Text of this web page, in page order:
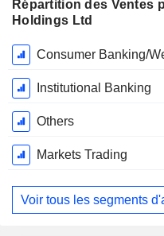
Répartition des Ventes
Holdings Ltd
Période
Fiscale:
Décembre
Consumer Banking/
Institutional Banking
Others
Markets Trading
Voir tous les segments